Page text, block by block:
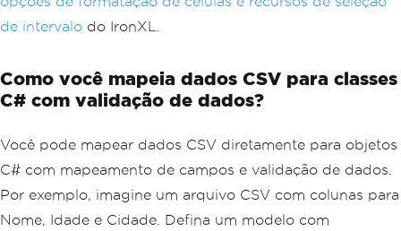
de intervalo do IronXL.
Como você mapeia dados CSV para classes
C# com validação de dados?
Você pode mapear dados CSV diretamente para objetos
C# com mapeamento de campos e validação de dados.
Por exemplo, imagine um arquivo CSV com colunas para
Nome, Idade e Cidade. Defina um modelo com